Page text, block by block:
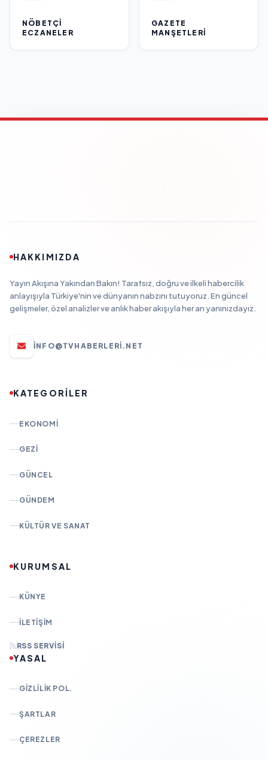
NÖBETÇI
ECZANELER
GAZETE
MANŞETLERI
HAKKIMIZDA
Yayın Akışına Yakından Bakın! Tarafsız, doğru ve ilkeli habercilik
anlayışıyla Türkiye'nin ve dünyanın nabzını tutuyoruz. En güncel
gelişmeler, özel analizler ve anlık haber akışıyla her an yanınızdayız.
INFO@TVHABERLERI.NET
KATEGORİLER
EKONOMI
GEZI
GÜNCEL
GÜNDEM
KÜLTÜR VE SANAT
KURUMSAL
KÜNYE
İLETIŞIM
RSS SERVISI
YASAL
GIZLILIK POL.
ŞARTLAR
ÇEREZLER